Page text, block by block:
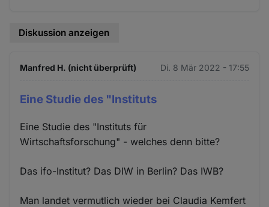
Diskussion anzeigen
Manfred H. (nicht überprüft) Di. 8 Mär 2022 - 17:55
Eine Studie des "Instituts
Eine Studie des "Instituts für
Wirtschaftsforschung" - welches denn bitte?
Das ifo-Institut? Das DIW in Berlin? Das IWB?
Man landet vermutlich wieder bei Claudia Kemfert